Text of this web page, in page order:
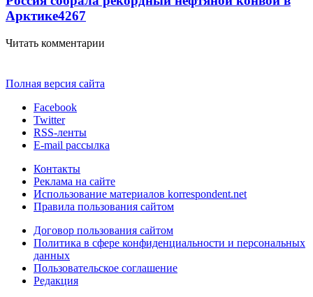
Арктике4267
Читать комментарии
Полная версия сайта
Facebook
Twitter
RSS-ленты
E-mail рассылка
Контакты
Реклама на сайте
Использование материалов korrespondent.net
Правила пользования сайтом
Договор пользования сайтом
Политика в сфере конфиденциальности и персональных
данных
Пользовательское соглашение
Редакция